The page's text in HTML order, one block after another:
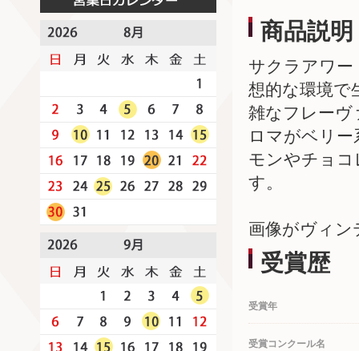
商品説明
サクラアワー
想的な環境で
雑なフレーヴ
ロマがベリ
モンやチョコ
す。
画像がヴィン
受賞歴
受賞年
受賞コンクール名